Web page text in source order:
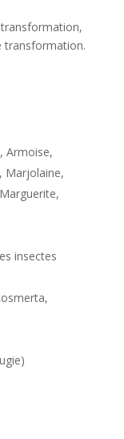
transformation.
Armoise,
Marjolaine,
insectes